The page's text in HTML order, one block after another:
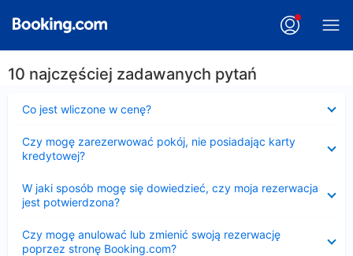
10 najczęściej zadawanych pytań
Co jest wliczone w cenę?
Czy mogę zarezerwować pokój, nie posiadając karty
kredytowej?
W jaki sposób mogę się dowiedzieć, czy moja rezerwacja
jest potwierdzona?
Czy mogę anulować lub zmienić swoją rezerwację
poprzez stronę Booking.com?